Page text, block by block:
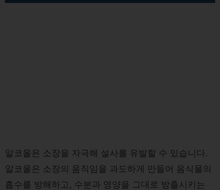
알코올은 소장을 자극해 설사를 유발할 수 있습니다.
알코올은 소장의 움직임을 과도하게 만들어 음식물의
흡수를 방해하고, 수분과 영양을 그대로 방출시키는